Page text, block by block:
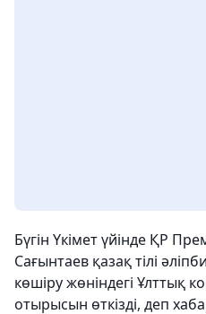
Бүгін Үкімет үйінде ҚР
Сағынтаев қазақ тілі
көшіру жөніндегі Ұлттық
отырысын өткізді, деп